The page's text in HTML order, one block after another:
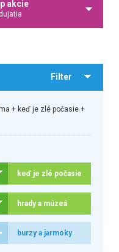
akcie
Filter
+ keď je zlé počasie +
keď je zlé počasie
hrady a múzeá
burzy a jarmoky